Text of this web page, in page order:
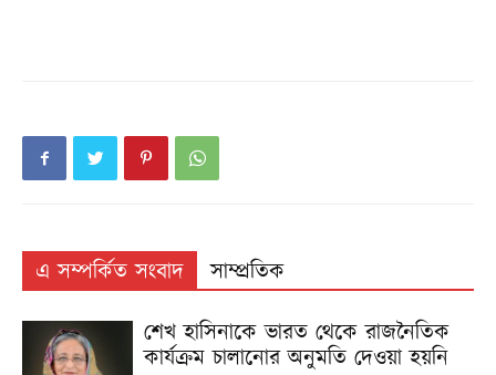
এ সম্পর্কিত সংবাদ
সাম্প্রতিক
শেখ হাসিনাকে ভারত থেকে রাজনৈতিক
কার্যক্রম চালানোর অনুমতি দেওয়া হয়নি